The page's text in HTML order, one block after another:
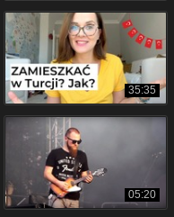
35:35
05:20